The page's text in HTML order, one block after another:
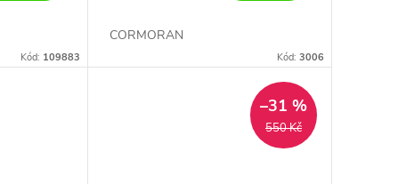
Kód: 109883
CORMORAN
Kód: 3006
550 Kč
–31 %